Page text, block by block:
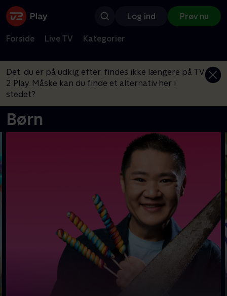
Log ind Prøv nu
Forside Live TV Kategorier
Det, du er på udkig efter, findes ikke længere på TV
2 Play. Måske kan du finde et alternativ her i
stedet?
Børn